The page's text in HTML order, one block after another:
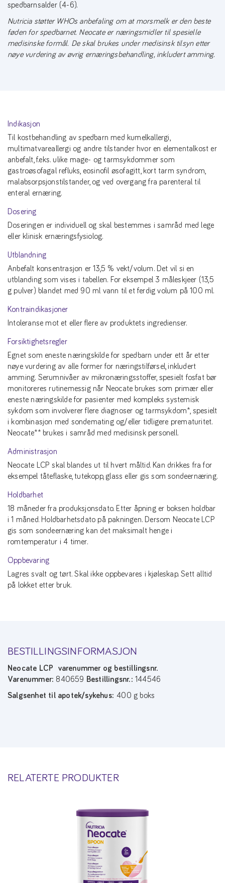
spedbarnsalder (4-6).
Nutricia støtter WHOs anbefaling om at morsmelk er den beste
føden for spedbarnet. Neocate er næringsmidler til spesielle
medisinske formål. De skal brukes under medisinsk tilsyn etter
nøye vurdering av øvrig ernæringsbehandling, inkludert amming.
Indikasjon
Til kostbehandling av spedbarn med kumelkallergi,
multimatvareallergi og andre tilstander hvor en elementalkost er
anbefalt, f.eks. ulike mage- og tarmsykdommer som
gastroøsofagal refluks, eosinofil øsofagitt, kort tarm syndrom,
malabsorpsjonstilstander, og ved overgang fra parenteral til
enteral ernæring.
Dosering
Doseringen er individuell og skal bestemmes i samråd med lege
eller klinisk ernæringsfysiolog.
Utblandning
Anbefalt konsentrasjon er 13,5 % vekt/volum. Det vil si en
utblanding som vises i tabellen. For eksempel 3 måleskjeer (13,5
g pulver) blandet med 90 ml vann til et ferdig volum på 100 ml.
Kontraindikasjoner
Intoleranse mot et eller flere av produktets ingredienser.
Forsiktighetsregler
Egnet som eneste næringskilde for spedbarn under ett år etter
nøye vurdering av alle former for næringstilførsel, inkludert
amming. Serumnivåer av mikronæringsstoffer, spesielt fosfat bør
monitoreres rutinemessig når Neocate brukes som primær eller
eneste næringskilde for pasienter med kompleks systemisk
sykdom som involverer flere diagnoser og tarmsykdom*, spesielt
i kombinasjon med sondemating og/eller tidligere prematuritet.
Neocate** brukes i samråd med medisinsk personell.
Administrasjon
Neocate LCP skal blandes ut til hvert måltid. Kan drikkes fra for
eksempel tåteflaske, tutekopp, glass eller gis som sondeernæring.
Holdbarhet
18 måneder fra produksjonsdato. Etter åpning er boksen holdbar
i 1 måned. Holdbarhetsdato på pakningen. Dersom Neocate LCP
gis som sondeernæring kan det maksimalt henge i
romtemperatur i 4 timer.
Oppbevaring
Lagres svalt og tørt. Skal ikke oppbevares i kjøleskap. Sett alltid
på lokket etter bruk.
BESTILLINGSINFORMASJON
Neocate LCP varenummer og bestillingsnr.
Varenummer: 840659 Bestillingsnr.:144546
Salgsenhet til apotek/sykehus: 400 g boks
RELATERTE PRODUKTER